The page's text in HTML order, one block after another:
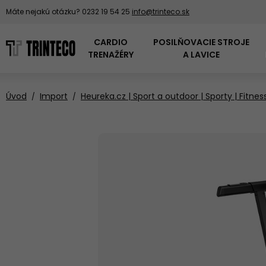
Máte nejakú otázku? 0232 19 54 25 info@trinteco.sk
CARDIO
TRENAŽÉRY
POSILŇOVACIE STROJE
A LAVICE
Úvod Import Heureka.cz | Sport a outdoor | Sporty |